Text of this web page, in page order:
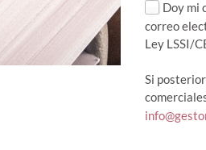
Doy mi
correo
Ley LSSI/
Si